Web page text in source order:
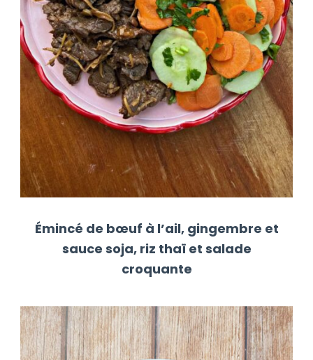
Émincé de bœuf à l’ail, gingembre et
sauce soja, riz thaï et salade
croquante